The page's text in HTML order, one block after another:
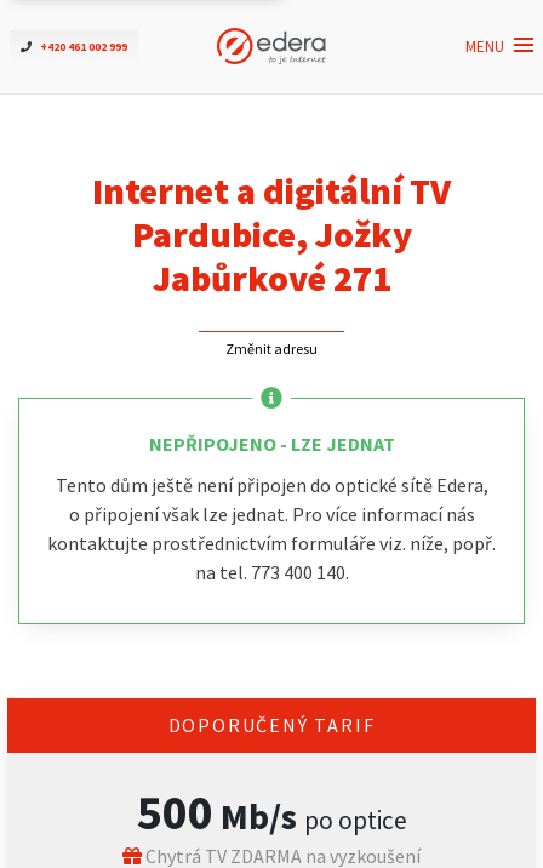
+420 461 002 999 MENU
Ověřit dostupnost
ČEZNET TV
Podpora
Internet a digitální TV
Pardubice, Jožky
Jabůrkové 271
Změnit adresu
NEPŘIPOJENO - LZE JEDNAT
Tento dům ještě není připojen do optické sítě Edera,
o připojení však lze jednat. Pro více informací nás
kontaktujte prostřednictvím formuláře viz. níže, popř.
na tel. 773 400 140.
DOPORUČENÝ TARIF
500 Mb/s po optice
Chytrá TV ZDARMA na vyzkoušení